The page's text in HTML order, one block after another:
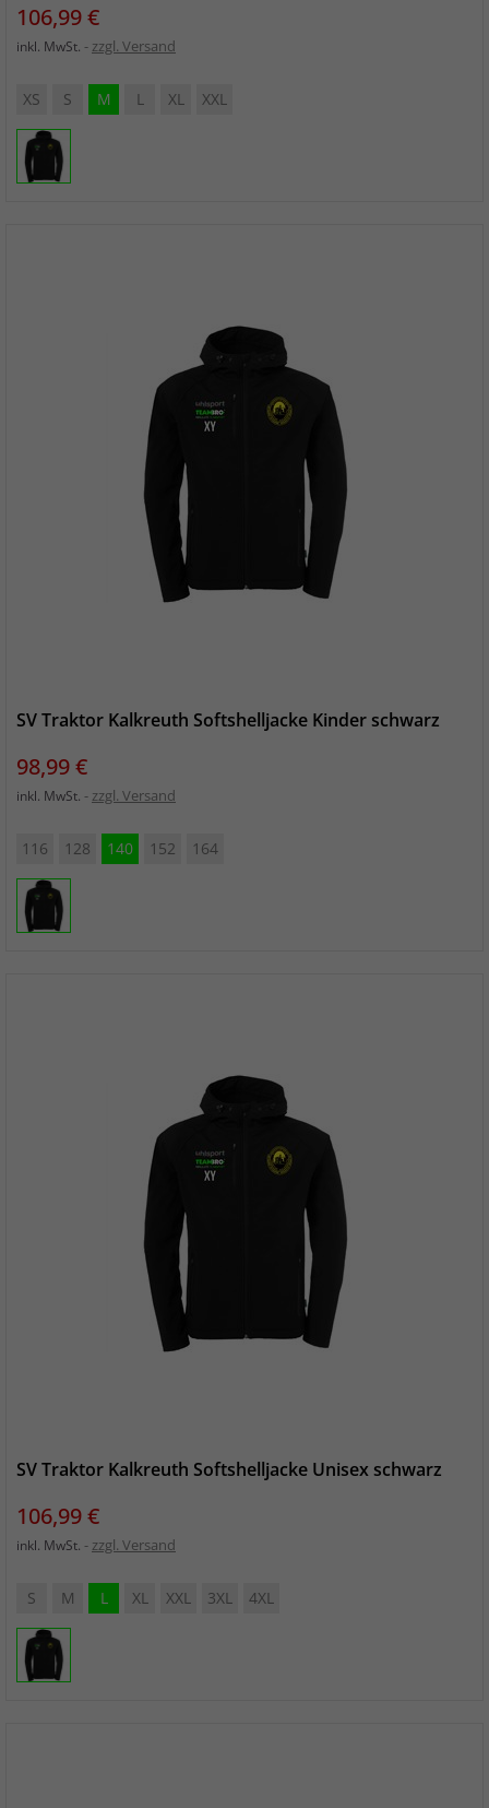
Preis
106,99 €
inkl. MwSt. zzgl. Versand
XS S M L XL XXL
SV Traktor Kalkreuth Softshelljacke Kinder schwarz
Preis
98,99 €
inkl. MwSt. zzgl. Versand
116 128 140 152 164
SV Traktor Kalkreuth Softshelljacke Unisex schwarz
Preis
106,99 €
inkl. MwSt. zzgl. Versand
S M L XL XXL 3XL 4XL